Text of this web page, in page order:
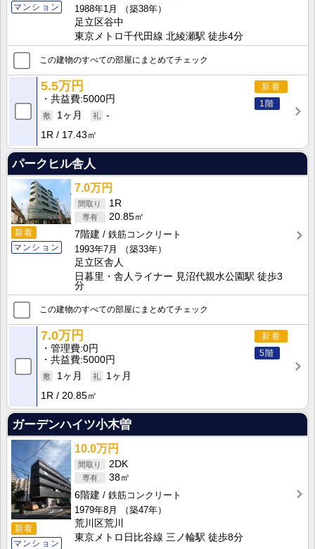
マンション
1988年1月
（築38年）
足立区谷中
東京メトロ千代田線 北綾瀬駅 徒歩4分
この建物のすべての部屋にまとめてチェック
新着
1階
5.5万円
共益費 5000円
1ヶ月
-
1R
17.43㎡
パークヒル舎人
新着
マンション
7.0万円
1R
20.85㎡
7階建
鉄筋コンクリート
1993年7月
（築33年）
足立区舎人
日暮里・舎人ライナー 見沼代親水公園駅 徒歩3
分
この建物のすべての部屋にまとめてチェック
新着
5階
7.0万円
管理費 0円
共益費 5000円
1ヶ月
1ヶ月
1R
20.85㎡
ガーデンハイツ小木曽
新着
マンション
10.0万円
2DK
38㎡
6階建
鉄筋コンクリート
1979年8月
（築47年）
荒川区荒川
東京メトロ日比谷線 三ノ輪駅 徒歩8分